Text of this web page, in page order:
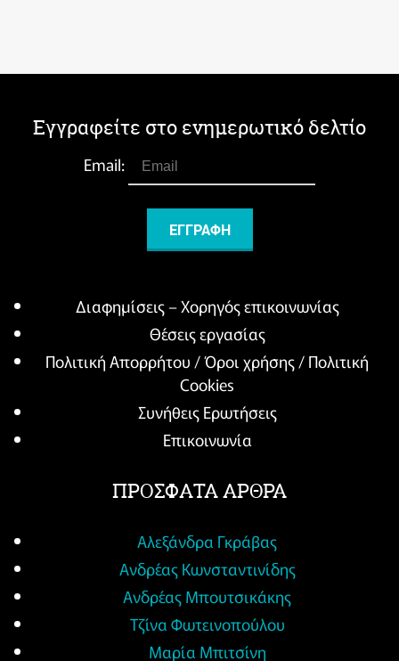
Εγγραφείτε στο ενημερωτικό δελτίο
Email:
Διαφημίσεις – Χορηγός επικοινωνίας
Θέσεις εργασίας
Πολιτική Απορρήτου / Όροι χρήσης / Πολιτική
Cookies
Συνήθεις Ερωτήσεις
Επικοινωνία
ΠΡΟΣΦΑΤΑ ΑΡΘΡΑ
Αλεξάνδρα Γκράβας
Ανδρέας Κωνσταντινίδης
Ανδρέας Μπουτσικάκης
Τζίνα Φωτεινοπούλου
Μαρία Μπιτσίνη